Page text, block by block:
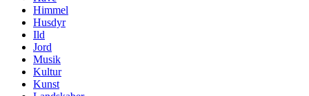
Himmel
Husdyr
Ild
Jord
Musik
Kultur
Kunst